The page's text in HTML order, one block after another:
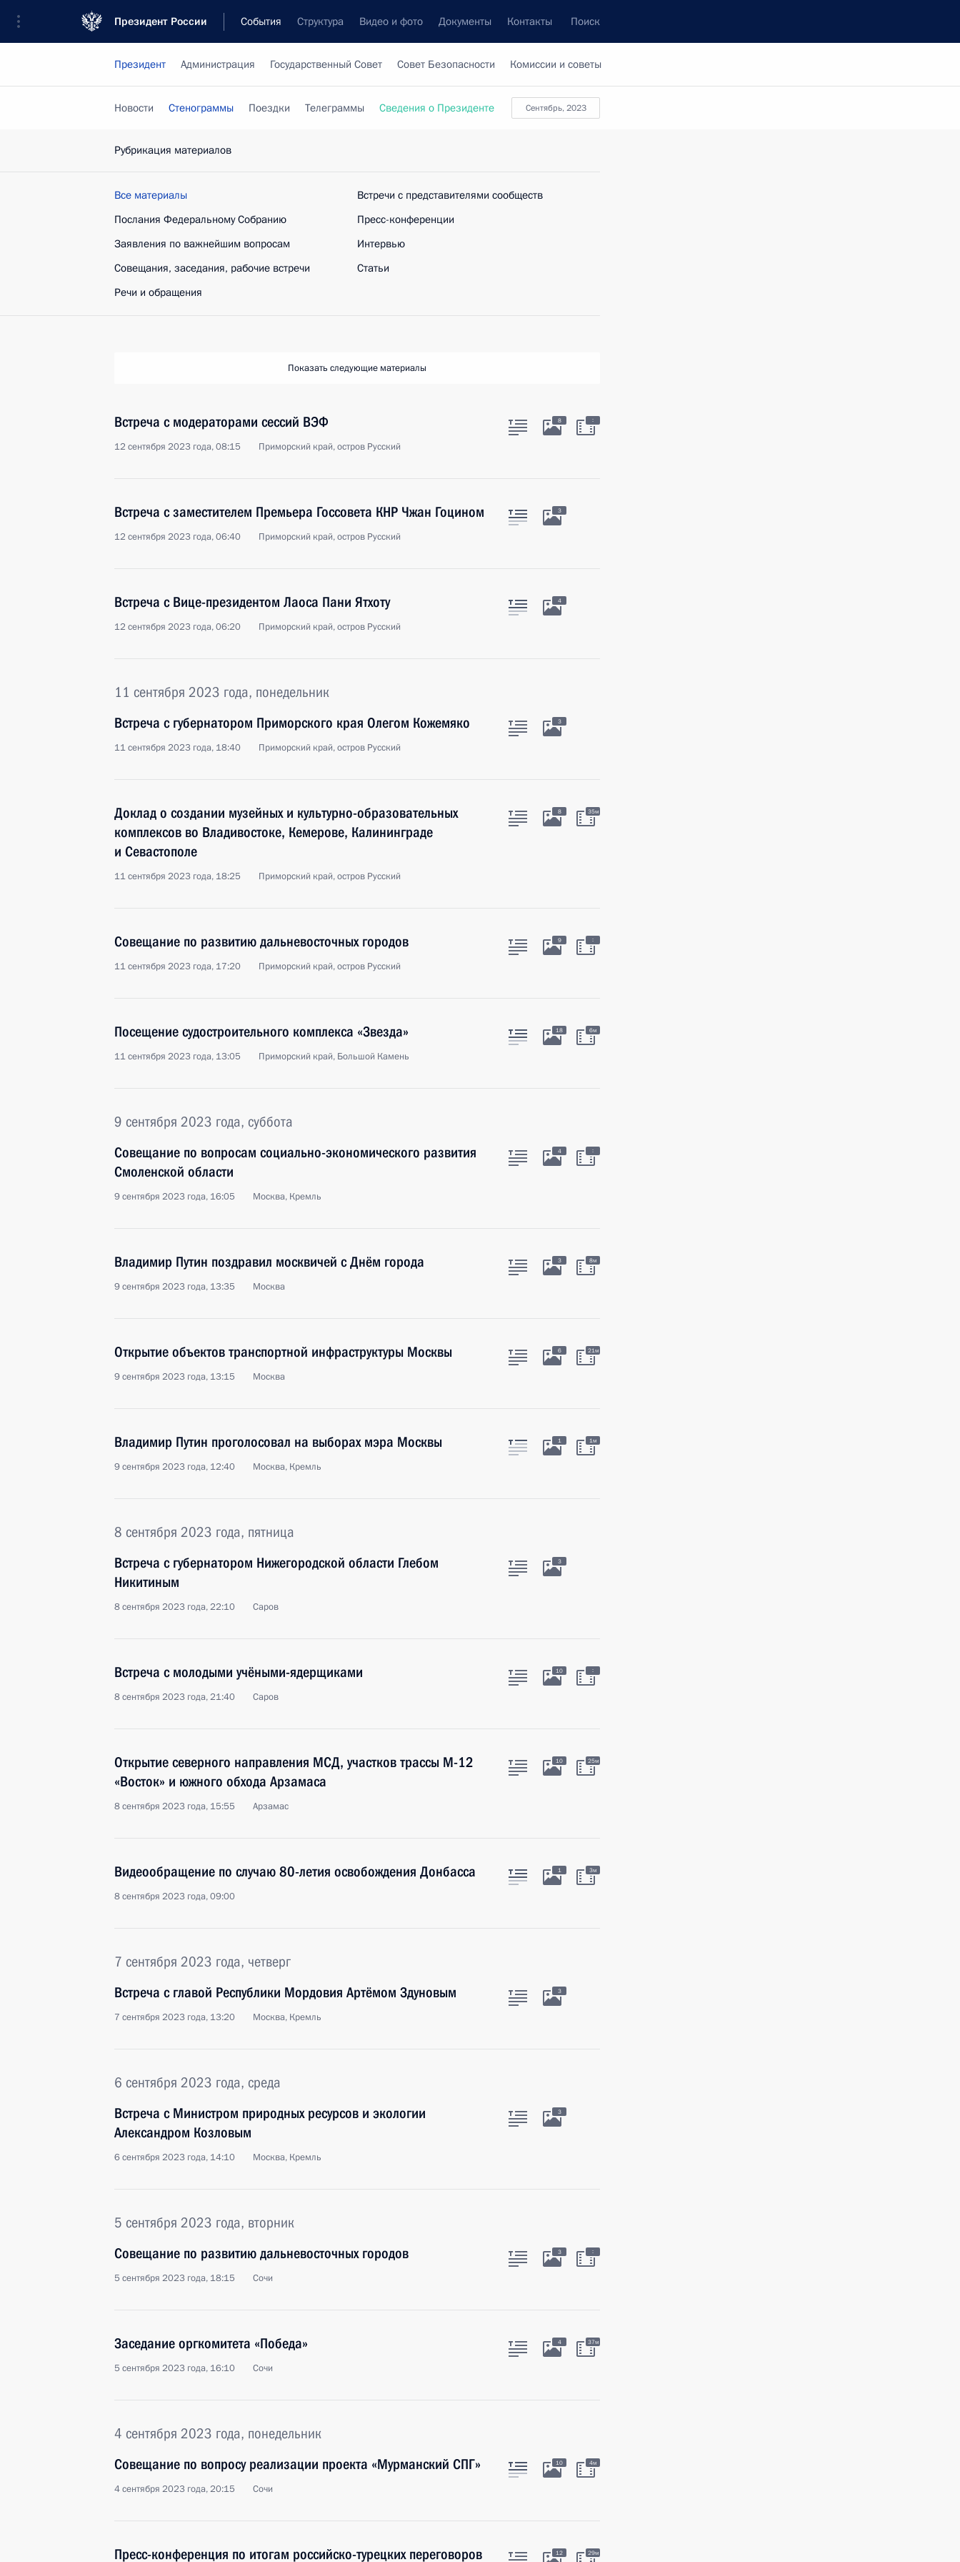
Президент России События Структура Видео и фото Документы Контакты Поиск
Президент Администрация Государственный Совет Совет Безопасности Комиссии и советы
сентябрь, 2023
Новости Стенограммы Поездки Телеграммы Сведения о Президенте
Рубрикация материалов
Все материалы
Послания Федеральному Собранию
Заявления по важнейшим вопросам
Совещания, заседания, рабочие встречи
Речи и обращения
Встречи с представителями сообществ
Пресс-конференции
Интервью
Статьи
Показать следующие материалы
Встреча с модераторами сессий ВЭФ
12 сентября 2023 года, 08:15 Приморский край, остров Русский
8 :
Встреча с заместителем Премьера Госсовета КНР Чжан Гоцином
12 сентября 2023 года, 06:40 Приморский край, остров Русский
3
Встреча с Вице-президентом Лаоса Пани Ятхоту
12 сентября 2023 года, 06:20 Приморский край, остров Русский
4
11 сентября 2023 года, понедельник
Встреча с губернатором Приморского края Олегом Кожемяко
11 сентября 2023 года, 18:40 Приморский край, остров Русский
3
Доклад о создании музейных и культурно-образовательных
комплексов во Владивостоке, Кемерове, Калининграде
и Севастополе
11 сентября 2023 года, 18:25 Приморский край, остров Русский
8 35м
Совещание по развитию дальневосточных городов
11 сентября 2023 года, 17:20 Приморский край, остров Русский
9 :
Посещение судостроительного комплекса «Звезда»
11 сентября 2023 года, 13:05 Приморский край, Большой Камень
18 6м
9 сентября 2023 года, суббота
Совещание по вопросам социально-экономического развития
Смоленской области
9 сентября 2023 года, 16:05 Москва, Кремль
4 :
Владимир Путин поздравил москвичей с Днём города
9 сентября 2023 года, 13:35 Москва
3 8м
Открытие объектов транспортной инфраструктуры Москвы
9 сентября 2023 года, 13:15 Москва
6 21м
Владимир Путин проголосовал на выборах мэра Москвы
9 сентября 2023 года, 12:40 Москва, Кремль
1 1м
8 сентября 2023 года, пятница
Встреча с губернатором Нижегородской области Глебом
Никитиным
8 сентября 2023 года, 22:10 Саров
3
Встреча с молодыми учёными-ядерщиками
8 сентября 2023 года, 21:40 Саров
10 :
Открытие северного направления МСД, участков трассы М-12
«Восток» и южного обхода Арзамаса
8 сентября 2023 года, 15:55 Арзамас
10 25м
Видеообращение по случаю 80-летия освобождения Донбасса
8 сентября 2023 года, 09:00
1 3м
7 сентября 2023 года, четверг
Встреча с главой Республики Мордовия Артёмом Здуновым
7 сентября 2023 года, 13:20 Москва, Кремль
3
6 сентября 2023 года, среда
Встреча с Министром природных ресурсов и экологии
Александром Козловым
6 сентября 2023 года, 14:10 Москва, Кремль
3
5 сентября 2023 года, вторник
Совещание по развитию дальневосточных городов
5 сентября 2023 года, 18:15 Сочи
3 :
Заседание оргкомитета «Победа»
5 сентября 2023 года, 16:10 Сочи
4 37м
4 сентября 2023 года, понедельник
Совещание по вопросу реализации проекта «Мурманский СПГ»
4 сентября 2023 года, 20:15 Сочи
10 4м
Пресс-конференция по итогам российско-турецких переговоров 12 29м